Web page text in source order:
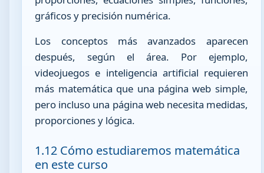
gráficos y precisión numérica.
Los conceptos más avanzados aparecen
después, según el área. Por ejemplo,
videojuegos e inteligencia artificial requieren
más matemática que una página web simple,
pero incluso una página web necesita medidas,
proporciones y lógica.
1.12 Cómo estudiaremos matemática
en este curso